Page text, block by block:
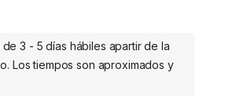
3 - 5 días hábiles apartir de la
Los tiempos son aproximados y